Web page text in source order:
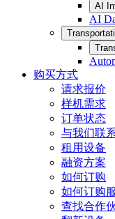
AI
AI
购买方式
请求报价
样机需求
订单状态
与我们联
租用设备
融资方案
如何订购
如何订购
查找合作